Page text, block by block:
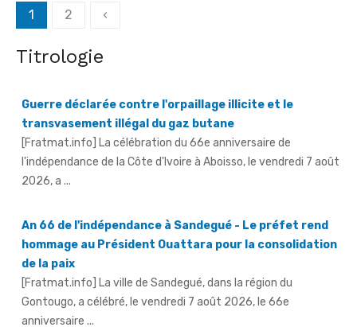
Posts
navigation
1 2 ‹
Titrologie
Guerre déclarée contre l'orpaillage illicite et le
[Fratmat.info] La célébration du 66e anniversaire de
An 66 de l'indépendance à Sandegué - Le préfet rend
hommage au Président Ouattara pour la consolidation
de la paix
anniversaire ...
66e anniversaire de l'indépendance à Tougbo - Le
sous-préfet appelle à l'union face à la menace
terroriste
[Fratmat.info] À l'occasion de la célébration du 66e